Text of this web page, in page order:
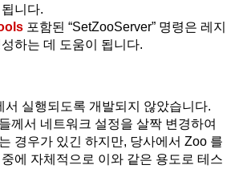
니다.
포함된 “SetZooServer” 명령은 레지
하는 데 도움이 됩니다.
서 실행되도록 개발되지 않았습니다.
께서 네트워크 설정을 살짝 변경하여
경우가 있긴 하지만, 당사에서 Zoo 를
에 자체적으로 이와 같은 용도로 테스